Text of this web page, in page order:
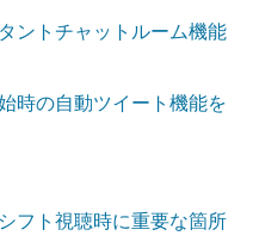
ントチャットルーム機能
時の自動ツイート機能を
フト視聴時に重要な箇所